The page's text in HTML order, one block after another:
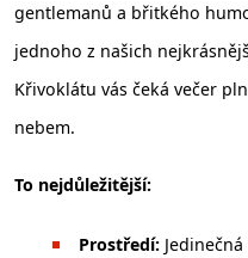
gentlemanů a břitkého
jednoho z našich
Křivoklátu vás čeká večer
nebem.
To nejdůležitější:
Prostředí: